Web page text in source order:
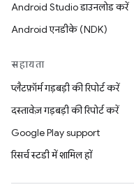
Android Studio डाउनलोड करें
Android एनडीके (NDK)
सहायता
प्लैटफ़ॉर्म गड़बड़ी की रिपोर्ट करें
दस्तावेज़ गड़बड़ी की रिपोर्ट करें
Google Play support
रिसर्च स्टडी में शामिल हों